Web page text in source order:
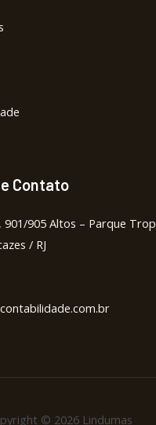
Contato
901/905 Altos – Parque
/ RJ
© 2026 Lindumas